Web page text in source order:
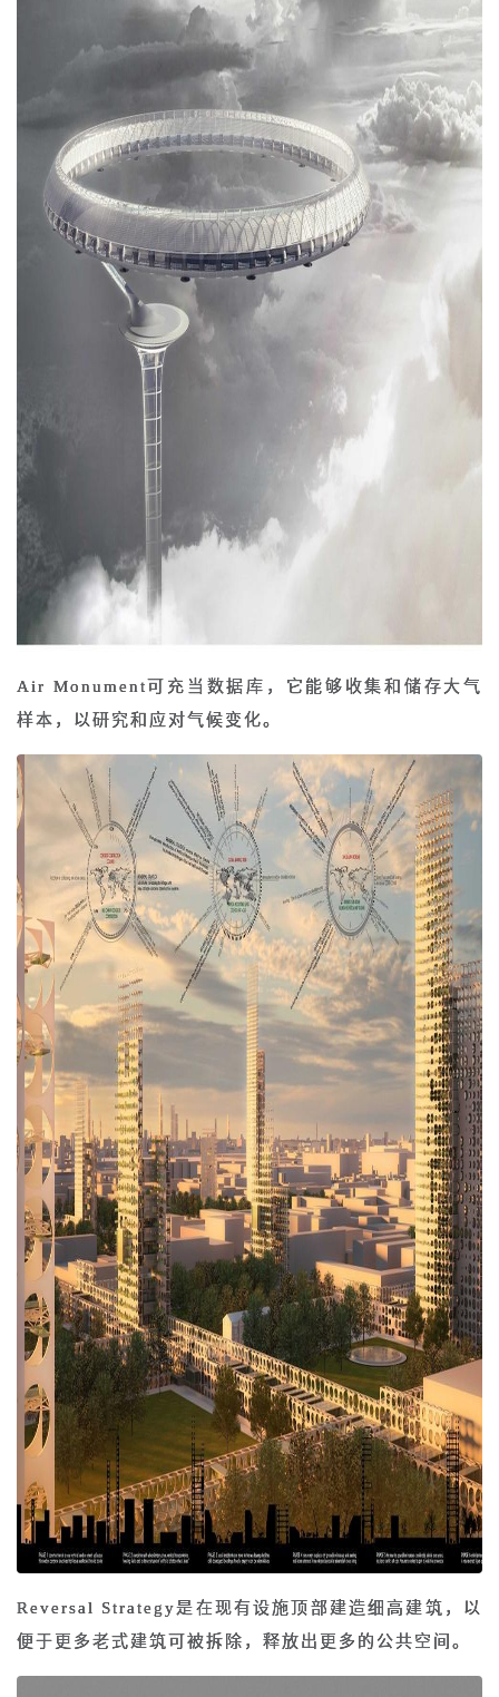
Air Monument可充当数据库，它能够收集和储存大气
样本，以研究和应对气候变化。
Reversal Strategy是在现有设施顶部建造细高建筑，以
便于更多老式建筑可被拆除，释放出更多的公共空间。